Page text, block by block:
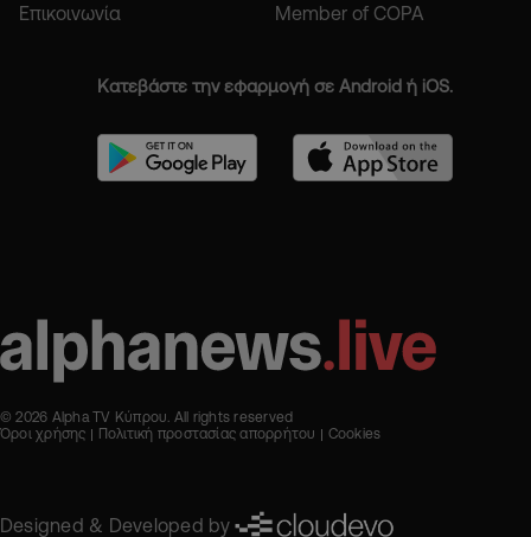
Επικοινωνία Member of COPA
Κατεβάστε την εφαρμογή σε Android ή iOS.
© 2026 Alpha TV Κύπρου. All rights reserved
Όροι χρήσης
Πολιτική προστασίας απορρήτου Cookies
Designed & Developed by